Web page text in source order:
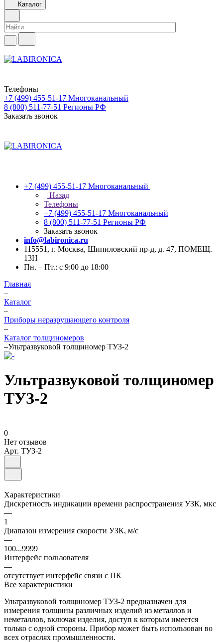
Каталог
Телефоны
+7 (499) 455-51-17 Многоканальный
8 (800) 511-77-51 Регионы РФ
Заказать звонок
+7 (499) 455-51-17 Многоканальный
Назад
Телефоны
+7 (499) 455-51-17 Многоканальный
8 (800) 511-77-51 Регионы РФ
Заказать звонок
info@labironica.ru
115551, г. Москва, Шипиловский пр-д, д. 47, ПОМЕЩ.
13Н
Пн. – Пт.: с 9:00 до 18:00
Главная
–
Каталог
–
Приборы неразрушающего контроля
–
Каталог толщиномеров
–Ультразвуковой толщиномер ТУЗ-2
Ультразвуковой толщиномер
ТУЗ-2
0
Нет отзывов
Арт. ТУЗ-2
Характеристики
Дискретность индикации времени распространения УЗК, мкс
—
1
Диапазон измерения скорости УЗК, м/с
—
100...9999
Интерфейс пользователя
—
отсутствует интерфейс связи с ПК
Все характеристики
Ультразвуковой толщиномер ТУЗ-2 предназначен для
измерения толщины различных изделий из металлов и
неметаллов, включая изделия, доступ к которым имеется
только с одной стороны. Прибор может быть использован во
всех отраслях промышленности.